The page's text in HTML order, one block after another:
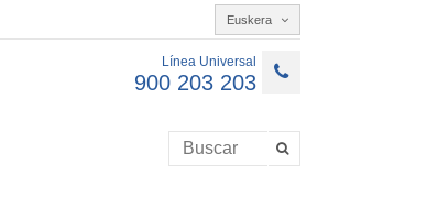
Euskera
Línea Universal
900 203 203